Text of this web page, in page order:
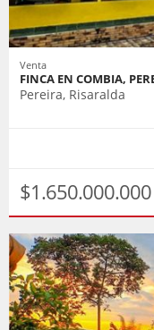
Venta
FINCA EN COMBIA,
Pereira, Risaralda
$1.650.000.000